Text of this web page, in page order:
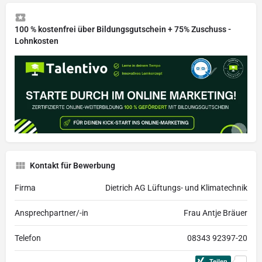
100 % kostenfrei über Bildungsgutschein + 75% Zuschuss -
Lohnkosten
Kontakt für Bewerbung
Firma Dietrich AG Lüftungs- und Klimatechnik
Ansprechpartner/-in Frau Antje Bräuer
Telefon 08343 92397-20